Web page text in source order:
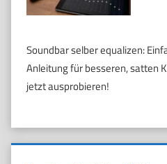
Soundbar selber equalizen:
Anleitung für besseren, satten
jetzt ausprobieren!